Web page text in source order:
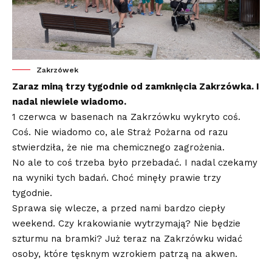
Zakrzówek
Zaraz miną trzy tygodnie od zamknięcia Zakrzówka. I
nadal niewiele wiadomo.
1 czerwca w basenach na Zakrzówku wykryto coś.
Coś. Nie wiadomo co, ale Straż Pożarna od razu
stwierdziła, że nie ma chemicznego zagrożenia.
No ale to coś trzeba było przebadać. I nadal czekamy
na wyniki tych badań. Choć minęły prawie trzy
tygodnie.
Sprawa się wlecze, a przed nami bardzo ciepły
weekend. Czy krakowianie wytrzymają? Nie będzie
szturmu na bramki? Już teraz na Zakrzówku widać
osoby, które tęsknym wzrokiem patrzą na akwen.